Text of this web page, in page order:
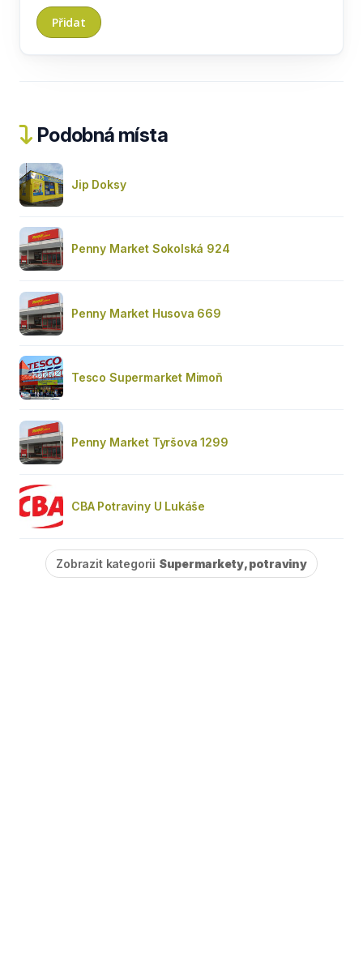
Podobná místa
Jip Doksy
Penny Market Sokolská 924
Penny Market Husova 669
Tesco Supermarket Mimoň
Penny Market Tyršova 1299
CBA Potraviny U Lukáše
Zobrazit kategorii Supermarkety, potraviny